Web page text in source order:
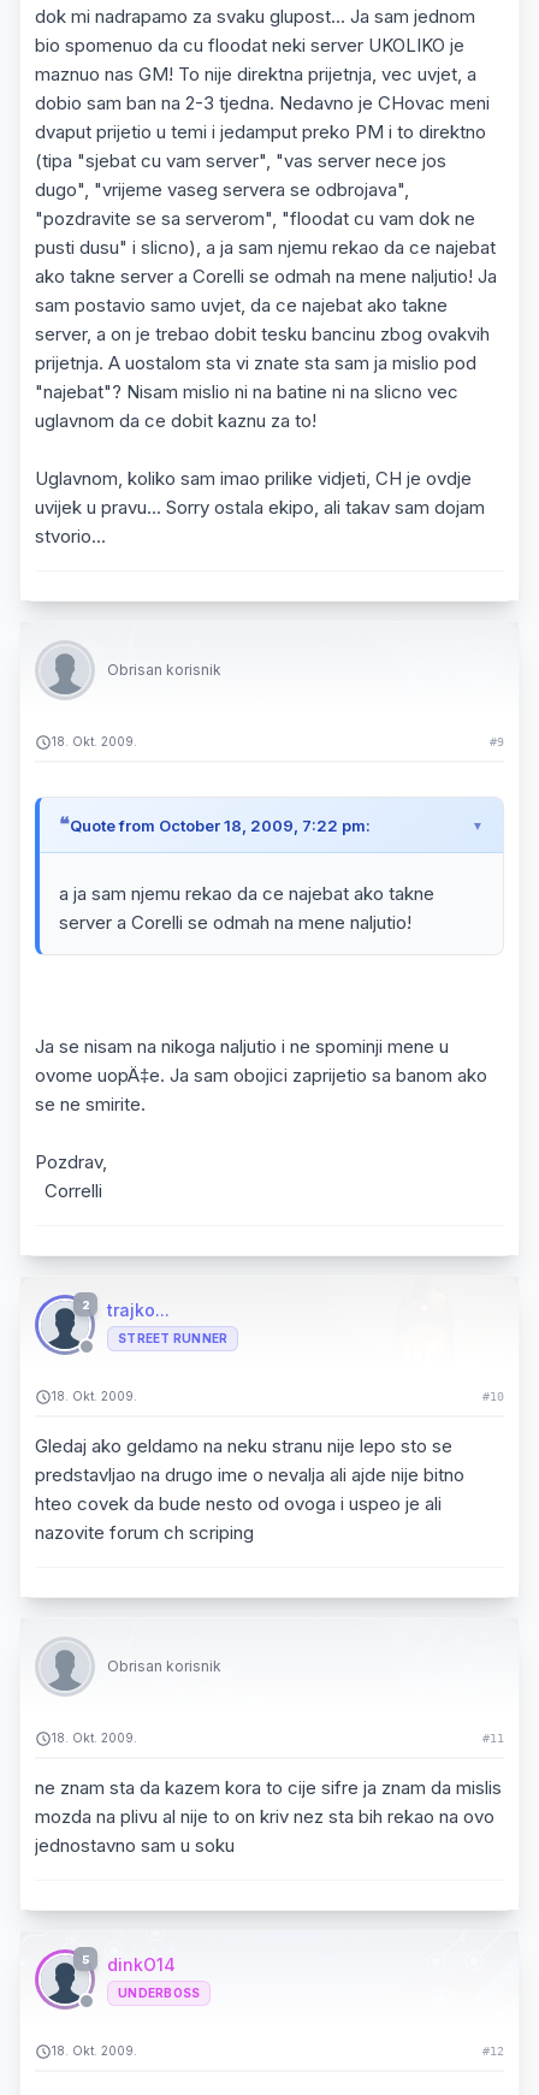
dok mi nadrapamo za svaku glupost... Ja sam jednom
bio spomenuo da cu floodat neki server UKOLIKO je
maznuo nas GM! To nije direktna prijetnja, vec uvjet, a
dobio sam ban na 2-3 tjedna. Nedavno je CHovac meni
dvaput prijetio u temi i jedamput preko PM i to direktno
(tipa "sjebat cu vam server", "vas server nece jos
dugo", "vrijeme vaseg servera se odbrojava",
"pozdravite se sa serverom", "floodat cu vam dok ne
pusti dusu" i slicno), a ja sam njemu rekao da ce najebat
ako takne server a Corelli se odmah na mene naljutio! Ja
sam postavio samo uvjet, da ce najebat ako takne
server, a on je trebao dobit tesku bancinu zbog ovakvih
prijetnja. A uostalom sta vi znate sta sam ja mislio pod
"najebat"? Nisam mislio ni na batine ni na slicno vec
uglavnom da ce dobit kaznu za to!
Uglavnom, koliko sam imao prilike vidjeti, CH je ovdje
uvijek u pravu... Sorry ostala ekipo, ali takav sam dojam
stvorio...
Obrisan korisnik
18. Okt. 2009. #9
Quote from October 18, 2009, 7:22 pm:
a ja sam njemu rekao da ce najebat ako takne
server a Corelli se odmah na mene naljutio!
Ja se nisam na nikoga naljutio i ne spominji mene u
ovome uopÄ‡e. Ja sam obojici zaprijetio sa banom ako
se ne smirite.
Pozdrav,
Correlli
2 trajko...
STREET RUNNER
18. Okt. 2009. #10
Gledaj ako geldamo na neku stranu nije lepo sto se
predstavljao na drugo ime o nevalja ali ajde nije bitno
hteo covek da bude nesto od ovoga i uspeo je ali
nazovite forum ch scriping
Obrisan korisnik
18. Okt. 2009. #11
ne znam sta da kazem kora to cije sifre ja znam da mislis
mozda na plivu al nije to on kriv nez sta bih rekao na ovo
jednostavno sam u soku
5 dinkO14
UNDERBOSS
18. Okt. 2009. #12